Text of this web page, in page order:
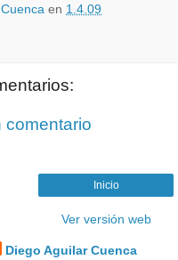
en 1.4.09
comentario
Inicio
Ver versión web
Diego Aguilar Cuenca